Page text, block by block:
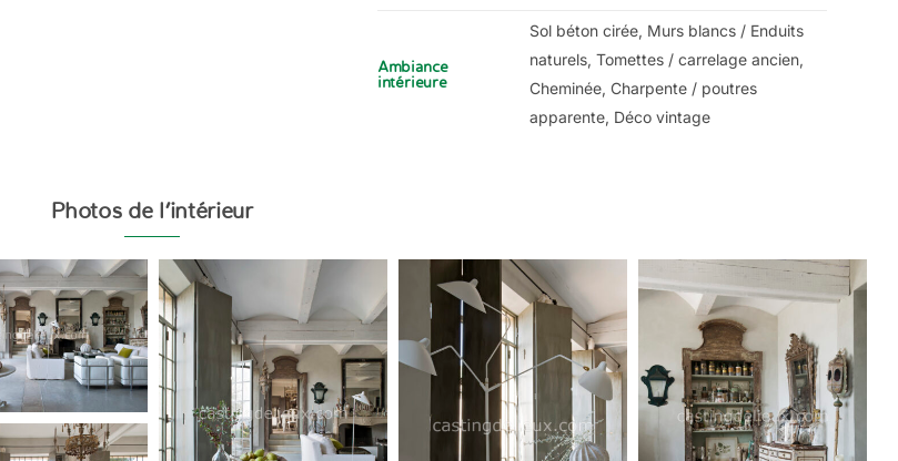
Ambiance
intérieure
Sol béton cirée, Murs blancs / Enduits
naturels, Tomettes / carrelage ancien,
Cheminée, Charpente / poutres
apparente, Déco vintage
Photos de l’intérieur